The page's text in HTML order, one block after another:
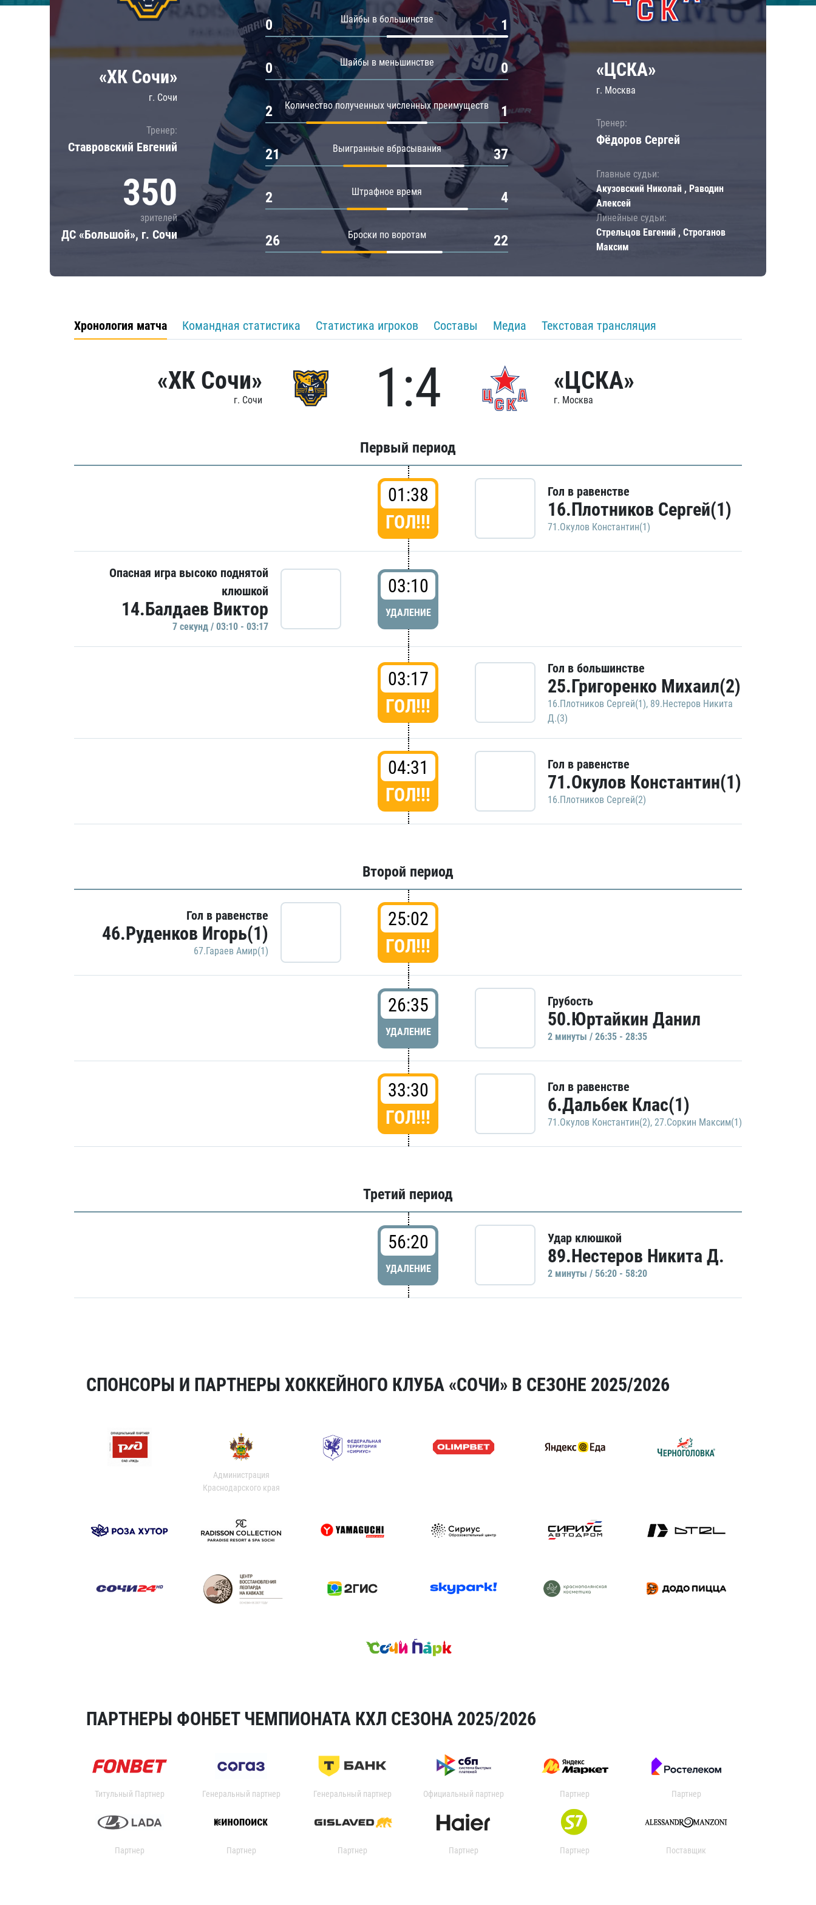
Локомотив
ЦСКА
Шанхайские Драконы
Амур
Барыс
Салават Юлаев
«ХК Сочи»
г. Сочи
Тренер:
Ставровский Евгений
350
зрителей
ДС «Большой», г. Сочи
Шайбы в большинстве
0 1
Шайбы в меньшинстве
0 0
Количество полученных численных преимуществ
2 1
Выигранные вбрасывания
21 37
Штрафное время
2 4
Броски по воротам
26 22
«ЦСКА»
г. Москва
Тренер:
Фёдоров Сергей
Главные судьи:
Акузовский Николай , Раводин
Алексей
Линейные судьи:
Стрельцов Евгений , Строганов
Максим
Хронология матча Командная статистика Статистика игроков Составы Медиа Текстовая трансляция
«ХК Сочи»
г. Сочи 1:4 «ЦСКА»
г. Москва
Первый период
01:38
ГОЛ!!!
Гол в равенстве
16.Плотников Сергей(1)
71.Окулов Константин(1)
Опасная игра высоко поднятой
клюшкой
14.Балдаев Виктор
7 секунд / 03:10 - 03:17
03:10
УДАЛЕНИЕ
03:17
ГОЛ!!!
Гол в большинстве
25.Григоренко Михаил(2)
16.Плотников Сергей(1), 89.Нестеров Никита
Д.(3)
04:31
ГОЛ!!!
Гол в равенстве
71.Окулов Константин(1)
16.Плотников Сергей(2)
Второй период
Гол в равенстве
46.Руденков Игорь(1)
67.Гараев Амир(1)
25:02
ГОЛ!!!
26:35
УДАЛЕНИЕ
Грубость
50.Юртайкин Данил
2 минуты / 26:35 - 28:35
33:30
ГОЛ!!!
Гол в равенстве
6.Дальбек Клас(1)
71.Окулов Константин(2), 27.Соркин Максим(1)
Третий период
56:20
УДАЛЕНИЕ
Удар клюшкой
89.Нестеров Никита Д.
2 минуты / 56:20 - 58:20
СПОНСОРЫ И ПАРТНЕРЫ ХОККЕЙНОГО КЛУБА «СОЧИ» В СЕЗОНЕ 2025/2026
Администрация
Краснодарского края
ПАРТНЕРЫ ФОНБЕТ ЧЕМПИОНАТА КХЛ СЕЗОНА 2025/2026
Титульный Партнер Генеральный партнер Генеральный партнер Официальный партнер Партнер Партнер
Партнер Партнер Партнер Партнер Партнер Поставщик